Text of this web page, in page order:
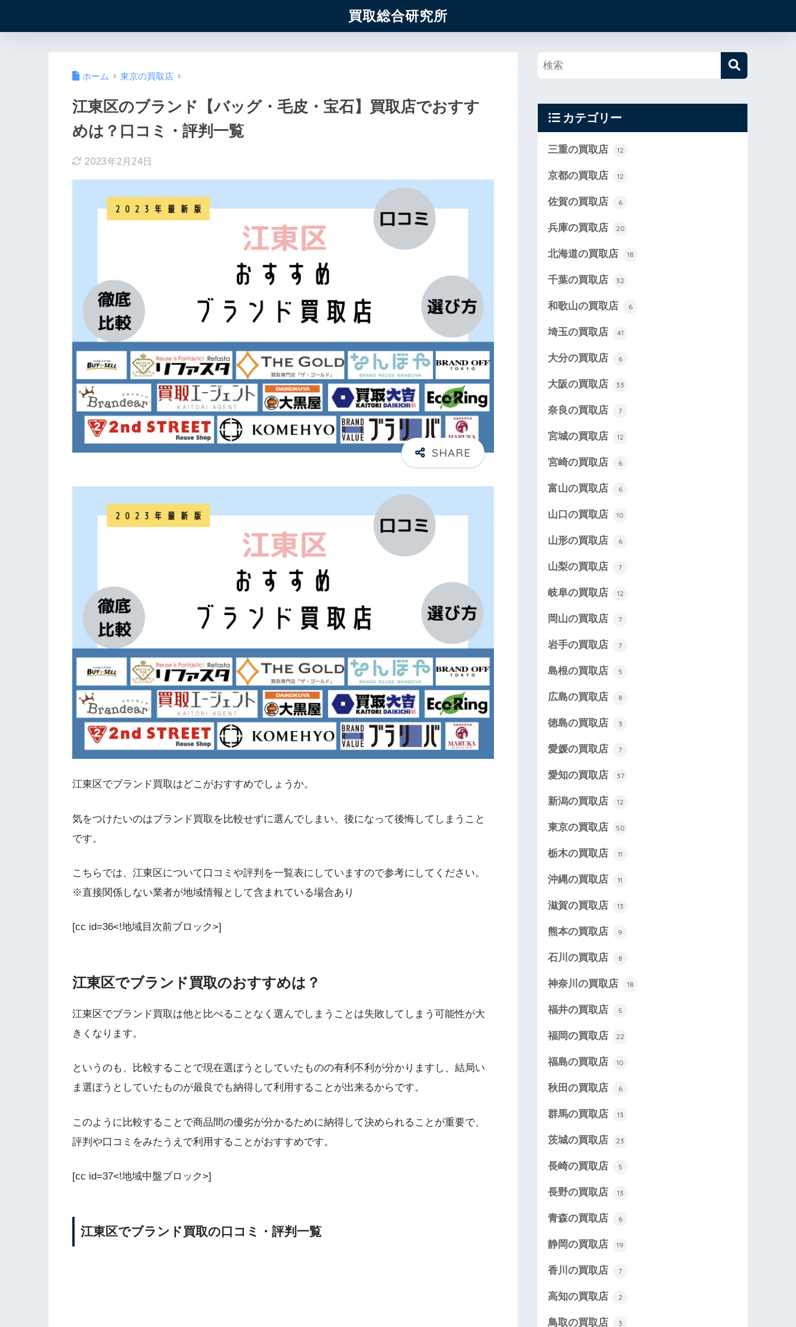
買取総合研究所
ホーム 東京の買取店
江東区のブランド【バッグ・毛皮・宝石】買取店でおすす
めは？口コミ・評判一覧
2023年2月24日
江東区でブランド買取はどこがおすすめでしょうか。
気をつけたいのはブランド買取を比較せずに選んでしまい、後になって後悔してしまうこと
です。
こちらでは、江東区について口コミや評判を一覧表にしていますので参考にしてください。
※直接関係しない業者が地域情報として含まれている場合あり
[cc id=36<!地域目次前ブロック>]
江東区でブランド買取のおすすめは？
江東区でブランド買取は他と比べることなく選んでしまうことは失敗してしまう可能性が大
きくなります。
というのも、比較することで現在選ぼうとしていたものの有利不利が分かりますし、結局い
ま選ぼうとしていたものが最良でも納得して利用することが出来るからです。
このように比較することで商品間の優劣が分かるために納得して決められることが重要で、
評判や口コミをみたうえで利用することがおすすめです。
[cc id=37<!地域中盤ブロック>]
江東区でブランド買取の口コミ・評判一覧
カテゴリー
三重の買取店 12
京都の買取店 12
佐賀の買取店 6
兵庫の買取店 20
北海道の買取店 18
千葉の買取店 32
和歌山の買取店 6
埼玉の買取店 41
大分の買取店 6
大阪の買取店 33
奈良の買取店 7
宮城の買取店 12
宮崎の買取店 6
富山の買取店 6
山口の買取店 10
山形の買取店 6
山梨の買取店 7
岐阜の買取店 12
岡山の買取店 7
岩手の買取店 7
島根の買取店 5
広島の買取店 8
徳島の買取店 3
愛媛の買取店 7
愛知の買取店 37
新潟の買取店 12
東京の買取店 50
栃木の買取店 11
沖縄の買取店 11
滋賀の買取店 13
熊本の買取店 9
石川の買取店 8
神奈川の買取店 18
福井の買取店 5
福岡の買取店 22
福島の買取店 10
秋田の買取店 6
群馬の買取店 13
茨城の買取店 23
長崎の買取店 5
長野の買取店 13
青森の買取店 6
静岡の買取店 19
香川の買取店 7
高知の買取店 2
鳥取の買取店 3